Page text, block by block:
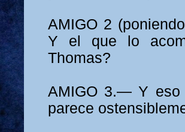
AMIGO 2
Y el que lo
Thomas?
AMIGO 3.— Y eso
parece